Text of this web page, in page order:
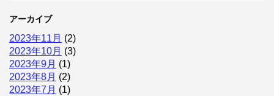
アーカイブ
2023年11月 (2)
2023年10月 (3)
2023年9月 (1)
2023年8月 (2)
2023年7月 (1)